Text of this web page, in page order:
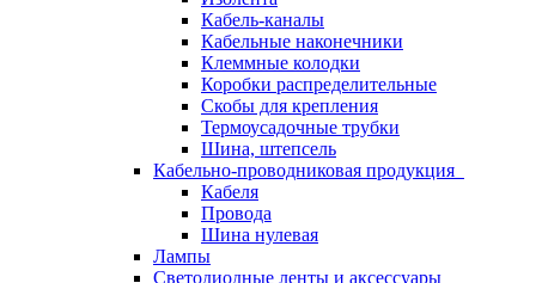
Кабель-каналы
Кабельные наконечники
Клеммные колодки
Коробки распределительные
Скобы для крепления
Термоусадочные трубки
Шина, штепсель
Кабельно-проводниковая продукция
Кабеля
Провода
Шина нулевая
Лампы
Светодиодные ленты и аксессуары